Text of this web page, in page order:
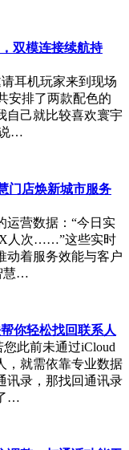
双模连接续航持
耳机玩家来到现场
安排了两款配色的
自己就比较喜欢寰宇
…
门店焕新城市服务
运营数据：“今日实
人次……”这些实时
动着服务效能与客户
慧…
你轻松找回联系人
此前未通过iCloud
，就需依靠专业数据
讯录，那找回通讯录
…